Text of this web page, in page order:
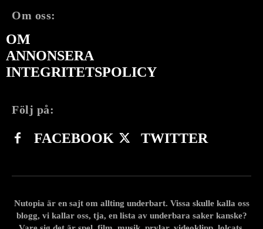
Om oss:
OM
ANNONSERA
INTEGRITETSPOLICY
Följ på:
FACEBOOK TWITTER
Nutopia är en sajt om allting underbart. Vissa skulle kalla oss
blogg, vi kallar oss, tja, en lista av underbara saker kanske?